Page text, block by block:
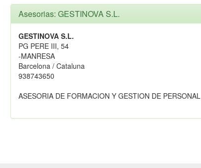
Asesorias: GESTINOVA S.L.
GESTINOVA S.L.
PG PERE III, 54
-MANRESA
Barcelona / Cataluna
938743650
ASESORIA DE FORMACION Y GESTION DE PERSONAL